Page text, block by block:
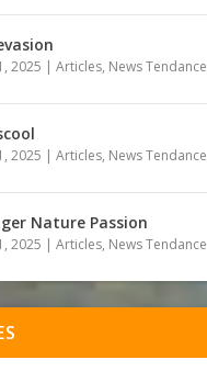
2025 |Articles, News Tendance
2025 |Articles, News Tendance
Nature Passion
2025 |Articles, News Tendance